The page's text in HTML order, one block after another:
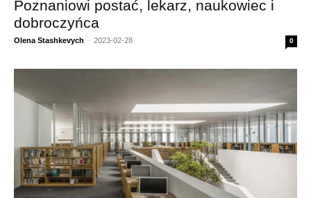
Poznaniowi postać, lekarz, naukowiec i
dobroczyńca
Olena Stashkevych - 2023-02-28 0